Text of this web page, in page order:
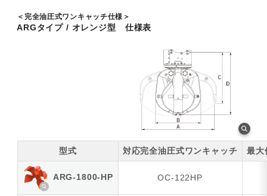
＜完全油圧式ワンキャッチ仕様＞
ARGタイプ / オレンジ型 仕様表
型式 対応完全油圧式ワンキャッチ 最大
ARG-1800-HP OC-122HP